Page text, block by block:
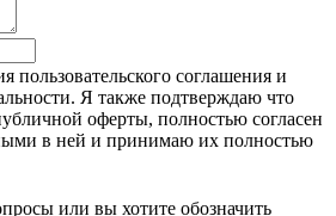
соглашения и
Я также подтверждаю что
оферты, полностью согласен
в ней и принимаю их полностью
или вы хотите обозначить